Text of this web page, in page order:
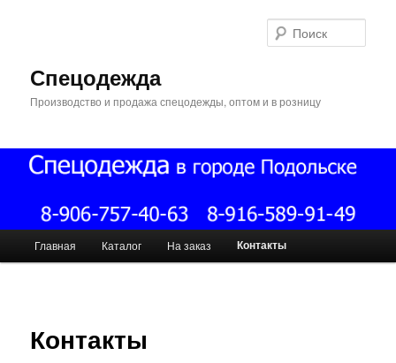
Спецодежда
Производство и продажа спецодежды, оптом и в розницу
Перейти к основному содержимому
Перейти к дополнительному содержимому
Главная Каталог На заказ Контакты
Контакты